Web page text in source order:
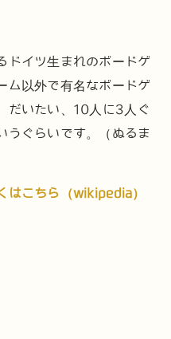
ドイツ生まれのボードゲ
ム以外で有名なボードゲ
だいたい、10人に3人ぐ
うぐらいです。（ぬるま
はこちら（wikipedia）